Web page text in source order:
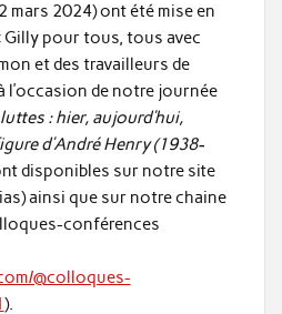
mars 2024) ont été mise en
Gilly pour tous, tous avec
et des travailleurs de
l’occasion de notre journée
: hier, aujourd’hui,
d’André Henry (1938-
disponibles sur notre site
ainsi que sur notre chaine
conférences
@colloques-
).